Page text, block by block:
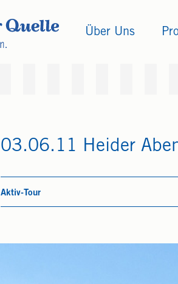
Über Uns
03.06.11 Heider
Aktiv-Tour